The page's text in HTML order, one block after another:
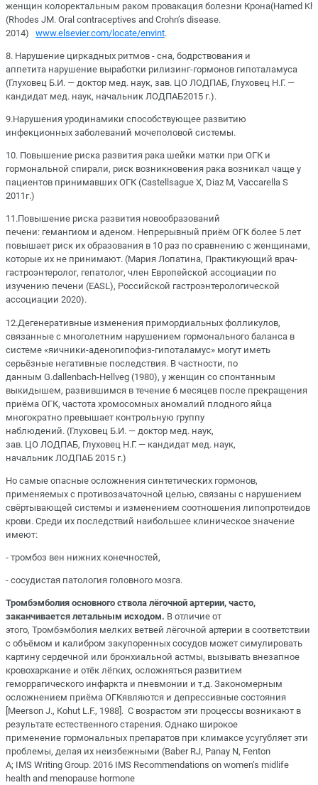
женщин колоректальным раком провакация болезни Крона(Hamed
(Rhodes JM. Oral contraceptives and Crohn’s disease.
2014) www.elsevier.com/locate/envint.
8. Нарушение циркадных ритмов - сна, бодрствования и
аппетита нарушение выработки рилизинг-гормонов гипоталамуса
(Глуховец Б.И. — доктор мед. наук, зав. ЦО ЛОДПАБ, Глуховец Н.Г. —
кандидат мед. наук, начальник ЛОДПАБ2015 г.).
9.Нарушения уродинамики способствующее развитию
инфекционных заболеваний мочеполовой системы.
10. Повышение риска развития рака шейки матки при ОГК и
гормональной спирали, риск возникновения рака возникал чаще у
пациентов принимавших ОГК (Castellsague X, Diaz M, Vaccarella S
2011г.)
11.Повышение риска развития новообразований
печени: гемангиом и аденом. Непрерывный приём ОГК более 5 лет
повышает риск их образования в 10 раз по сравнению с женщинами,
которые их не принимают. (Мария Лопатина, Практикующий врач-
гастроэнтеролог, гепатолог, член Европейской ассоциации по
изучению печени (EASL), Российской гастроэнтерологической
ассоциации 2020).
12.Дегенеративные изменения примордиальных фолликулов,
связанные с многолетним нарушением гормонального баланса в
системе «яичники-аденогипофиз-гипоталамус» могут иметь
серьёзные негативные последствия. В частности, по
данным G.dallenbach-Неllveg (1980), у женщин со спонтанным
выкидышем, развившимся в течение 6 месяцев после прекращения
приёма ОГК, частота хромосомных аномалий плодного яйца
многократно превышает контрольную группу
наблюдений. (Глуховец Б.И. — доктор мед. наук,
зав. ЦО ЛОДПАБ, Глуховец Н.Г. — кандидат мед. наук,
начальник ЛОДПАБ 2015 г.)
Но самые опасные осложнения синтетических гормонов,
применяемых с противозачаточной целью, связаны с нарушением
свёртывающей системы и изменением соотношения липопротеидов
крови. Среди их последствий наибольшее клиническое значение
имеют:
- тромбоз вен нижних конечностей,
- сосудистая патология головного мозга.
Тромбэмболия основного ствола лёгочной артерии, часто,
заканчивается летальным исходом. В отличие от
этого, Тромбэмболия мелких ветвей лёгочной артерии в соответствии
с объёмом и калибром закупоренных сосудов может симулировать
картину сердечной или бронхиальной астмы, вызывать внезапное
кровохаркание и отёк лёгких, осложняться развитием
геморрагического инфаркта и пневмонии и т.д. Закономерным
осложнением приёма ОГКявляются и депрессивные состояния
[Мееrson J., Коhut L.F., 1988]. С возрастом эти процессы возникают в
результате естественного старения. Однако широкое
применение гормональных препаратов при климаксе усугубляет эти
проблемы, делая их неизбежными (Baber RJ, Panay N, Fenton
A; IMS Writing Group. 2016 IMS Recommendations on women’s midlife
health and menopause hormone